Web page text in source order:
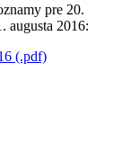
pre 20.
augusta 2016:
(.pdf)